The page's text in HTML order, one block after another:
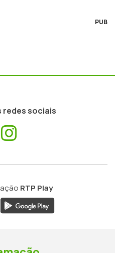
PUB
redes sociais
Facebook
RTP Play